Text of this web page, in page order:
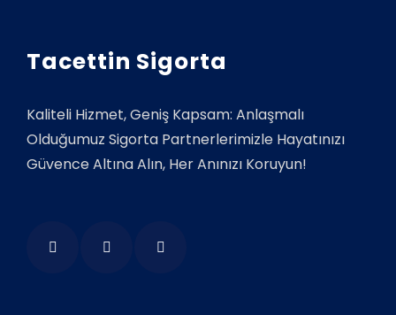
Tacettin Sigorta
Kaliteli Hizmet, Geniş Kapsam: Anlaşmalı
Olduğumuz Sigorta Partnerlerimizle Hayatınızı
Güvence Altına Alın, Her Anınızı Koruyun!